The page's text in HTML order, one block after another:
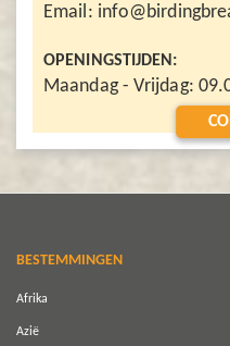
Email:
OPENINGSTIJDEN:
Maandag - Vrijdag:
BESTEMMINGEN
Afrika
Azië